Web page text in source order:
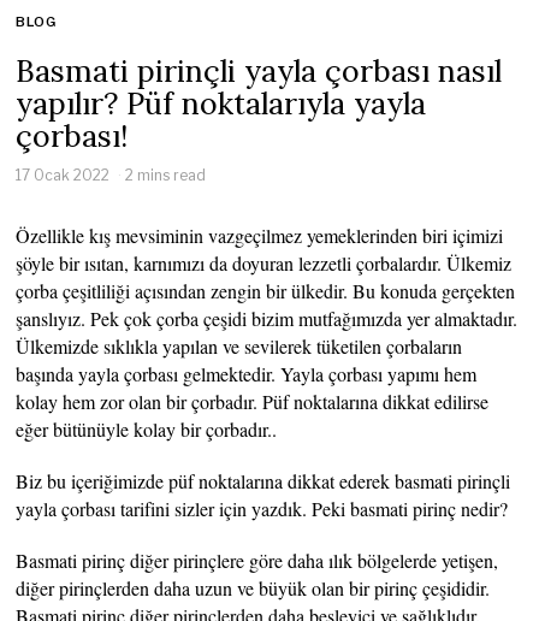
BLOG
Basmati pirinçli yayla çorbası nasıl
yapılır? Püf noktalarıyla yayla
çorbası!
17 Ocak 2022 2 mins read
Özellikle kış mevsiminin vazgeçilmez yemeklerinden biri içimizi
şöyle bir ısıtan, karnımızı da doyuran lezzetli çorbalardır. Ülkemiz
çorba çeşitliliği açısından zengin bir ülkedir. Bu konuda gerçekten
şanslıyız. Pek çok çorba çeşidi bizim mutfağımızda yer almaktadır.
Ülkemizde sıklıkla yapılan ve sevilerek tüketilen çorbaların
başında yayla çorbası gelmektedir. Yayla çorbası yapımı hem
kolay hem zor olan bir çorbadır. Püf noktalarına dikkat edilirse
eğer bütünüyle kolay bir çorbadır..
Biz bu içeriğimizde püf noktalarına dikkat ederek basmati pirinçli
yayla çorbası tarifini sizler için yazdık. Peki basmati pirinç nedir?
Basmati pirinç diğer pirinçlere göre daha ılık bölgelerde yetişen,
diğer pirinçlerden daha uzun ve büyük olan bir pirinç çeşididir.
Basmati pirinç diğer pirinçlerden daha besleyici ve sağlıklıdır.